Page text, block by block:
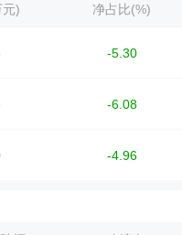
) 净占比(%)
-5.30
-6.08
-4.96